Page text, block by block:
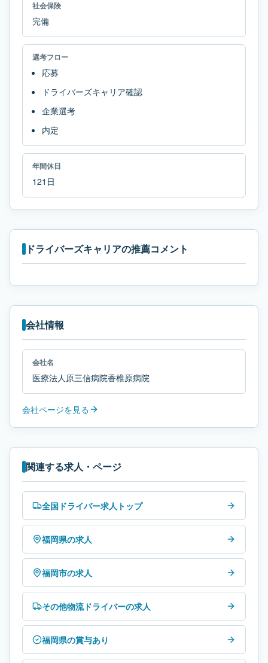
社会保険
完備
選考フロー
応募
ドライバーズキャリア確認
企業選考
内定
年間休日
121日
ドライバーズキャリアの推薦コメント
会社情報
会社名
医療法人原三信病院香椎原病院
会社ページを見る
関連する求人・ページ
全国ドライバー求人トップ
福岡県の求人
福岡市の求人
その他物流ドライバーの求人
福岡県の賞与あり